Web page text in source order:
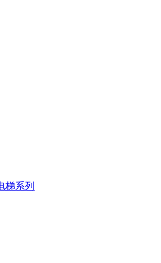
梯系列